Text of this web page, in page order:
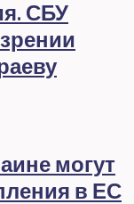
СБУ
могут
в ЕС